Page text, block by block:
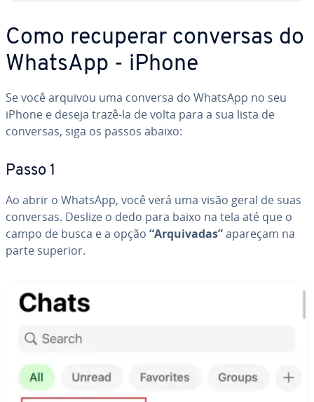
Como recuperar conversas do
WhatsApp - iPhone
Se você arquivou uma conversa do WhatsApp no seu
iPhone e deseja trazê-la de volta para a sua lista de
conversas, siga os passos abaixo:
Passo 1
Ao abrir o WhatsApp, você verá uma visão geral de suas
conversas. Deslize o dedo para baixo na tela até que o
campo de busca e a opção “Ar­qui­va­das”apareçam na
parte superior.